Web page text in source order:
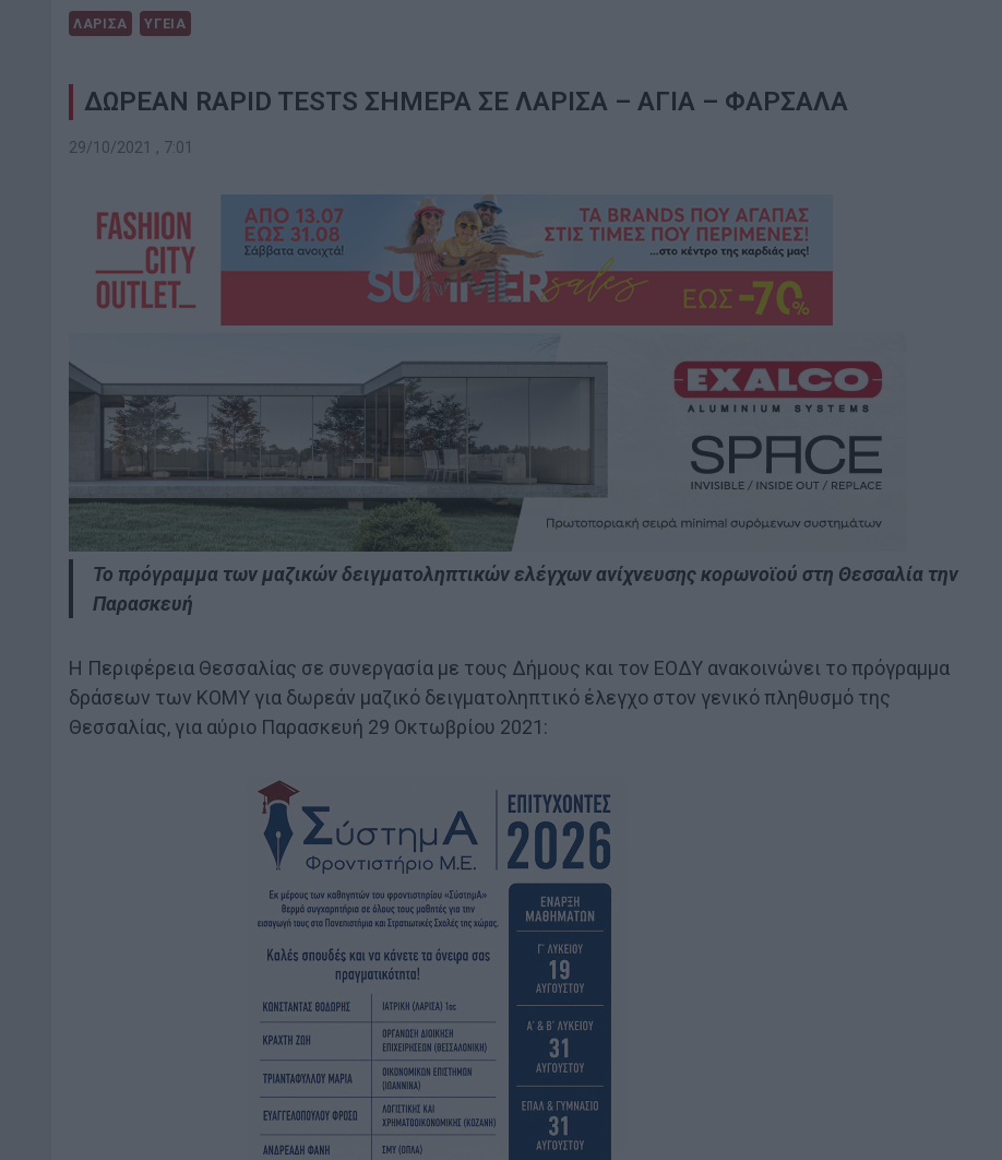
ΛΑΡΙΣΑ ΥΓΕΙΑ
ΔΩΡΕΑΝ RAPID TESTS ΣΗΜΕΡΑ ΣΕ ΛΑΡΙΣΑ – ΑΓΙΑ – ΦΑΡΣΑΛΑ
29/10/2021 , 7:01
Το πρόγραμμα των μαζικών δειγματοληπτικών ελέγχων ανίχνευσης κορωνοϊού στη Θεσσαλία την
Παρασκευή
Η Περιφέρεια Θεσσαλίας σε συνεργασία με τους Δήμους και τον ΕΟΔΥ ανακοινώνει το πρόγραμμα
δράσεων των ΚΟΜΥ για δωρεάν μαζικό δειγματοληπτικό έλεγχο στον γενικό πληθυσμό της
Θεσσαλίας, για αύριο Παρασκευή 29 Οκτωβρίου 2021: